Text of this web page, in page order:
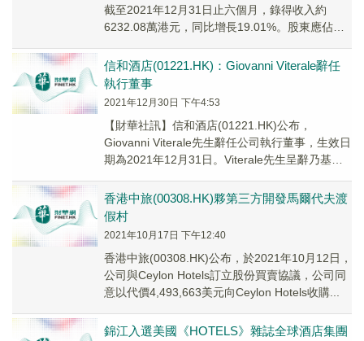
截至2021年12月31日止六個月，錄得收入約
6232.08萬港元，同比增長19.01%。股東應佔虧
信和酒店(01221.HK)：Giovanni Viterale辭任
執行董事
2021年12月30日 下午4:53
【財華社訊】信和酒店(01221.HK)公布，
Giovanni Viterale先生辭任公司執行董事，生效日
期為2021年12月31日。Viterale先生呈辭乃基於
香港中旅(00308.HK)夥第三方開發馬爾代夫渡
假村
2021年10月17日 下午12:40
香港中旅(00308.HK)公布，於2021年10月12日，
公司與Ceylon Hotels訂立股份買賣協議，公司同
意以代價4,493,663美元向Ceylon Hotels收購...
錦江入選美國《HOTELS》雜誌全球酒店集團